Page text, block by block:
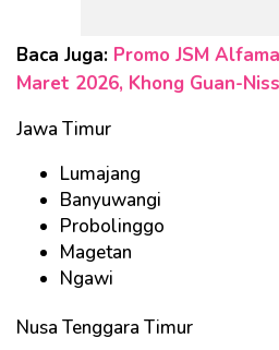
Baca Juga: Promo JSM
Maret 2026, Khong Guan-
Jawa Timur
Lumajang
Banyuwangi
Probolinggo
Magetan
Ngawi
Nusa Tenggara Timur